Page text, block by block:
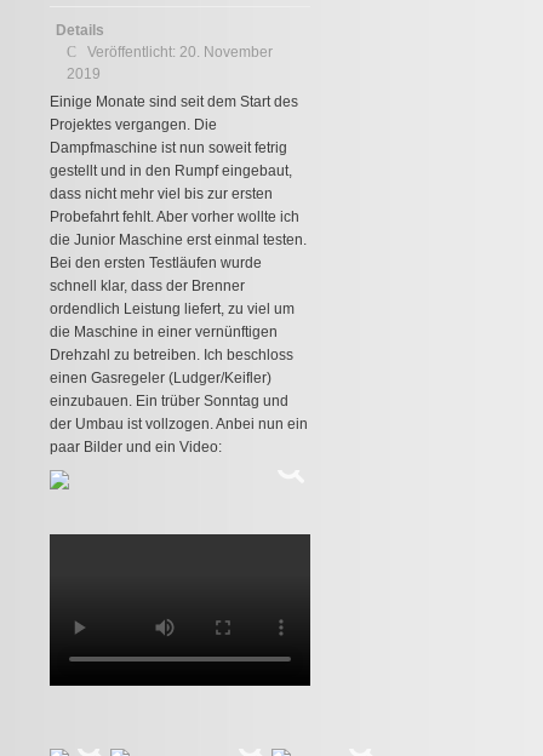
Details
Veröffentlicht: 20. November
2019
Einige Monate sind seit dem Start des
Projektes vergangen. Die
Dampfmaschine ist nun soweit fetrig
gestellt und in den Rumpf eingebaut,
dass nicht mehr viel bis zur ersten
Probefahrt fehlt. Aber vorher wollte ich
die Junior Maschine erst einmal testen.
Bei den ersten Testläufen wurde
schnell klar, dass der Brenner
ordendlich Leistung liefert, zu viel um
die Maschine in einer vernünftigen
Drehzahl zu betreiben. Ich beschloss
einen Gasregeler (Ludger/Keifler)
einzubauen. Ein trüber Sonntag und
der Umbau ist vollzogen. Anbei nun ein
paar Bilder und ein Video: